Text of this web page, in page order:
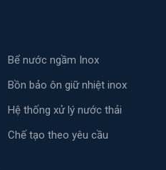
Bể nước ngầm Inox
Bồn bảo ôn giữ nhiệt inox
Hệ thống xử lý nước thải
Chế tạo theo yêu cầu